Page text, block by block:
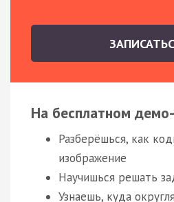
На бесплатном
Разберёшься, как
изображение
Научишься решать
Узнаешь, куда